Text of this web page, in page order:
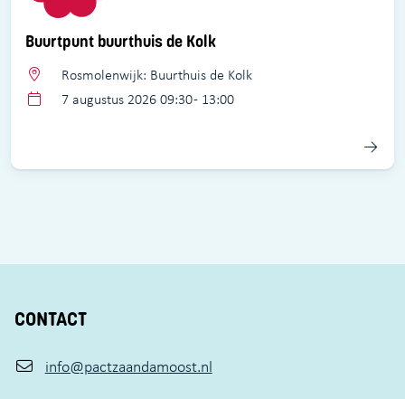
Buurtpunt buurthuis de Kolk
Rosmolenwijk: Buurthuis de Kolk
7 augustus 2026 09:30 - 13:00
CONTACT
info@pactzaandamoost.nl